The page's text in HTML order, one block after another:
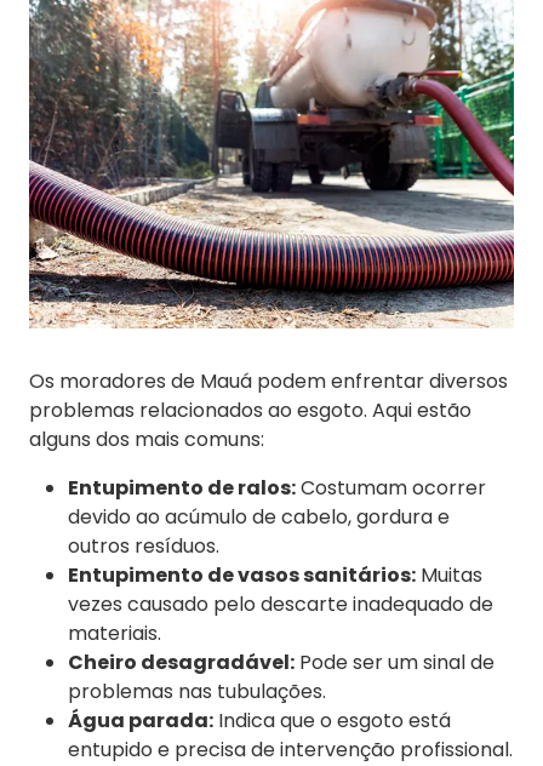
Os moradores de Mauá podem enfrentar diversos
problemas relacionados ao esgoto. Aqui estão
alguns dos mais comuns:
Entupimento de ralos:Costumam ocorrer
devido ao acúmulo de cabelo, gordura e
outros resíduos.
Entupimento de vasos sanitários: Muitas
vezes causado pelo descarte inadequado de
materiais.
Cheiro desagradável: Pode ser um sinal de
problemas nas tubulações.
Água parada: Indica que o esgoto está
entupido e precisa de intervenção profissional.